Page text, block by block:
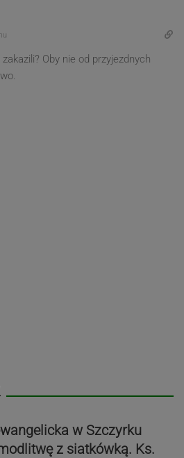
Oby nie od przyjezdnych
w Szczyrku
z siatkówką. Ks.